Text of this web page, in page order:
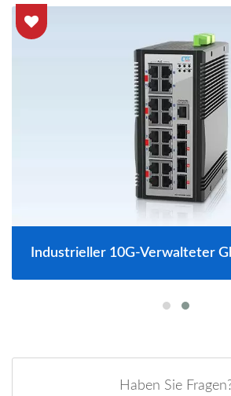
Industrieller 10G-Verwalteter
Haben Sie